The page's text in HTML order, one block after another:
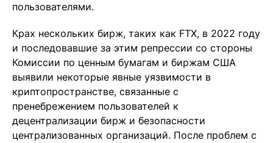
пользователями.
Крах нескольких бирж, таких как FTX, в 2022 году
и последовавшие за этим репрессии со стороны
Комиссии по ценным бумагам и биржам США
выявили некоторые явные уязвимости в
криптопространстве, связанные с
пренебрежением пользователей к
децентрализации бирж и безопасности
централизованных организаций. После проблем с